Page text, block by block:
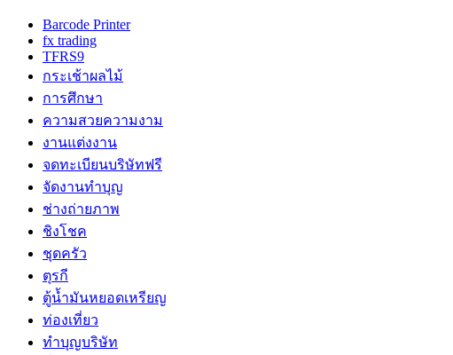
Barcode Printer
fx trading
TFRS9
กระเช้าผลไม้
การศึกษา
ความสวยความงาม
งานแต่งงาน
จดทะเบียนบริษัทฟรี
จัดงานทำบุญ
ช่างถ่ายภาพ
ชิงโชค
ชุดครัว
ตุรกี
ตู้น้ำมันหยอดเหรียญ
ท่องเที่ยว
ทำบุญบริษัท